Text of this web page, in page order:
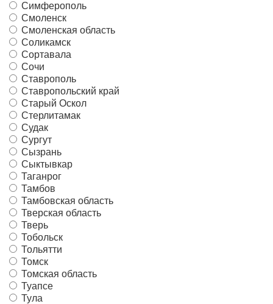
Симферополь
Смоленск
Смоленская область
Соликамск
Сортавала
Сочи
Ставрополь
Ставропольский край
Старый Оскол
Стерлитамак
Судак
Сургут
Сызрань
Сыктывкар
Таганрог
Тамбов
Тамбовская область
Тверская область
Тверь
Тобольск
Тольятти
Томск
Томская область
Туапсе
Тула